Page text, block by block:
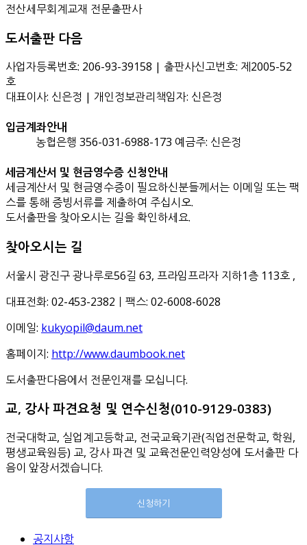
전산세무회계교재 전문출판사
도서출판 다음
사업자등록번호: 206-93-39158 | 출판사신고번호: 제2005-52
호
대표이사: 신은정 | 개인정보관리책임자: 신은정
입금계좌안내
농협은행 356-031-6988-173 예금주: 신은정
세금계산서 및 현금영수증 신청안내
세금계산서 및 현금영수증이 필요하신분들께서는 이메일 또는 팩
스를 통해 증빙서류를 제출하여 주십시오.
도서출판을 찾아오시는 길을 확인하세요.
찾아오시는 길
서울시 광진구 광나루로56길 63, 프라임프라자 지하1층 113호 ,
대표전화: 02-453-2382ㅣ팩스: 02-6008-6028
이메일: kukyopil@daum.net
홈페이지: http://www.daumbook.net
도서출판다음에서 전문인재를 모십니다.
교, 강사 파견요청 및 연수신청(010-9129-0383)
전국대학교, 실업계고등학교, 전국교육기관(직업전문학교, 학원,
평생교육원등) 교, 강사 파견 및 교육전문인력양성에 도서출판 다
음이 앞장서겠습니다.
신청하기
공지사항